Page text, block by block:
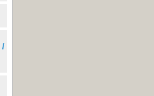
/